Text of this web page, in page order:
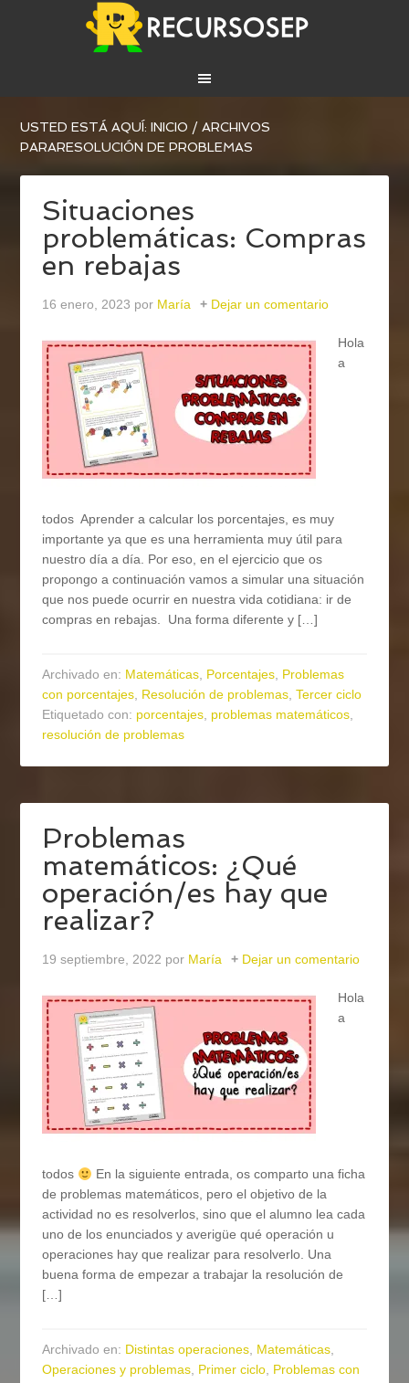
USTED ESTÁ AQUÍ:INICIO / ARCHIVOS
PARARESOLUCIÓN DE PROBLEMAS
Situaciones
problemáticas: Compras
en rebajas
16 enero, 2023 por María Dejar un comentario
Hola
a
todos Aprender a calcular los porcentajes, es muy
importante ya que es una herramienta muy útil para
nuestro día a día. Por eso, en el ejercicio que os
propongo a continuación vamos a simular una situación
que nos puede ocurrir en nuestra vida cotidiana: ir de
compras en rebajas. Una forma diferente y […]
Archivado en: Matemáticas, Porcentajes, Problemas
con porcentajes, Resolución de problemas,Tercer ciclo
Etiquetado con: porcentajes, problemas matemáticos,
resolución de problemas
Problemas
matemáticos: ¿Qué
operación/es hay que
realizar?
19 septiembre, 2022 por María Dejar un comentario
Hola
a
todos
En la siguiente entrada, os comparto una ficha
de problemas matemáticos, pero el objetivo de la
actividad no es resolverlos, sino que el alumno lea cada
uno de los enunciados y averigüe qué operación u
operaciones hay que realizar para resolverlo. Una
buena forma de empezar a trabajar la resolución de
[…]
Archivado en: Distintas operaciones, Matemáticas,
Operaciones y problemas, Primer ciclo, Problemas con